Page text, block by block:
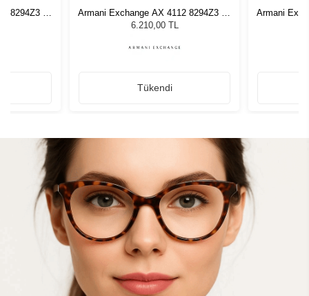
8294Z3 55
Armani Exchange AX 4112 8294Z3 55
Unisex Güneş Gözlüğü
6.210,00 TL
Tükendi
Armani